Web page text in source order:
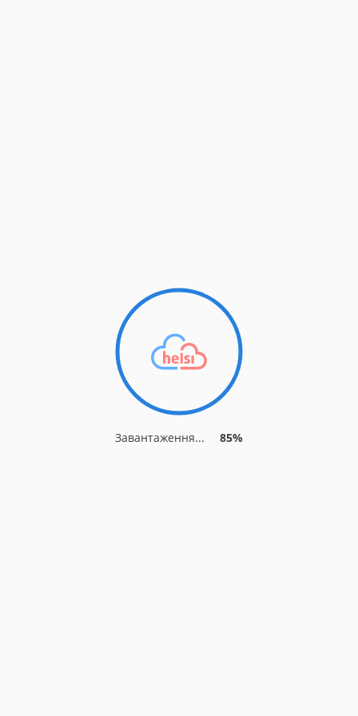
Завантаження... 85%